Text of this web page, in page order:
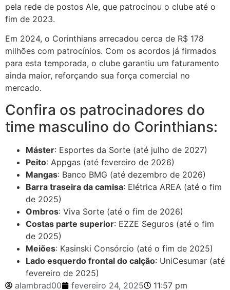
pela rede de postos Ale, que patrocinou o clube até o
fim de 2023.
Em 2024, o Corinthians arrecadou cerca de R$ 178
milhões com patrocínios. Com os acordos já firmados
para esta temporada, o clube garantiu um faturamento
ainda maior, reforçando sua força comercial no
mercado.
Confira os patrocinadores do
time masculino do Corinthians:
Máster: Esportes da Sorte (até julho de 2027)
Peito: Appgas (até fevereiro de 2026)
Mangas: Banco BMG (até dezembro de 2026)
Barra traseira da camisa: Elétrica AREA (até o fim
de 2025)
Ombros: Viva Sorte (até o fim de 2026)
Costas parte superior: EZZE Seguros (até o fim
de 2025)
Meiões: Kasinski Consórcio (até o fim de 2025)
Lado esquerdo frontal do calção: UniCesumar (até
fevereiro de 2025)
alambrad00
fevereiro 24, 2025
11:57 pm